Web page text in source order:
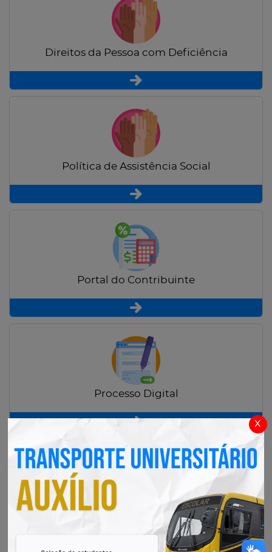
x
Direitos da Pessoa com Deficiência
Política de Assistência Social
Portal do Contribuinte
Processo Digital
Radar Transparência Pública